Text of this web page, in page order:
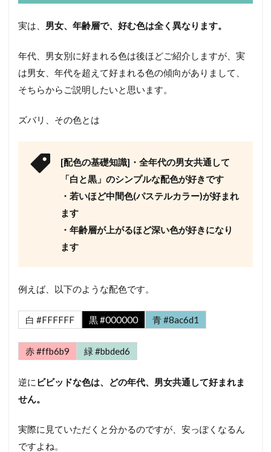
実は、 男女、年齢層で、好む色は全く異なります。
年代、男女別に好まれる色は後ほどご紹介しますが、実
は男女、年代を超えて好まれる色の傾向がありまして、
そちらからご説明したいと思います。
ズバリ、その色とは
[配色の基礎知識]・全年代の男女共通して
「白と黒」のシンプルな配色が好きです
・若いほど中間色(パステルカラー)が好まれ
ます
・年齢層が上がるほど深い色が好きになり
ます
例えば、以下のような配色です。
白 #FFFFFF 黒 #000000 青 #8ac6d1
赤 #ffb6b9 緑 #bbded6
逆に ビビッドな色は、どの年代、男女共通して好まれま
せん。
実際に見ていただくと分かるのですが、安っぽくなるん
ですよね。